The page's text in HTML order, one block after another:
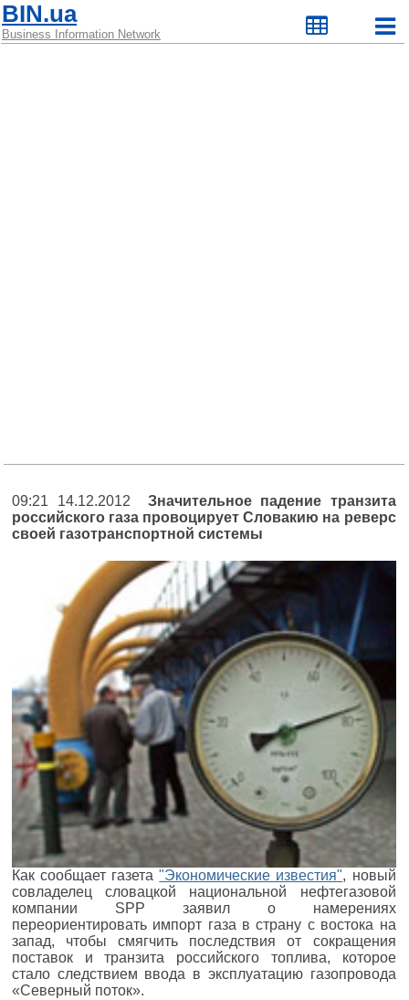
BIN.ua
Business Information Network
09:21 14.12.2012 Значительное падение транзита
российского газа провоцирует Словакию на реверс
своей газотранспортной системы
Как сообщает газета"Экономические известия", новый
совладелец словацкой национальной нефтегазовой
компании SPP заявил о намерениях
переориентировать импорт газа в страну с востока на
запад, чтобы смягчить последствия от сокращения
поставок и транзита российского топлива, которое
стало следствием ввода в эксплуатацию газопровода
«Северный поток».